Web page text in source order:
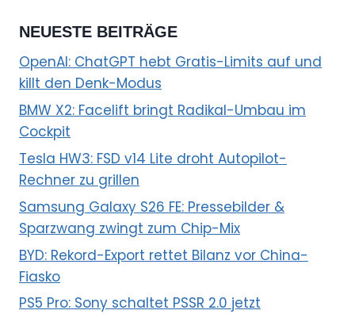
NEUESTE BEITRÄGE
OpenAI: ChatGPT hebt Gratis-Limits auf und
killt den Denk-Modus
BMW X2: Facelift bringt Radikal-Umbau im
Cockpit
Tesla HW3: FSD v14 Lite droht Autopilot-
Rechner zu grillen
Samsung Galaxy S26 FE: Pressebilder &
Sparzwang zwingt zum Chip-Mix
BYD: Rekord-Export rettet Bilanz vor China-
Fiasko
PS5 Pro: Sony schaltet PSSR 2.0 jetzt